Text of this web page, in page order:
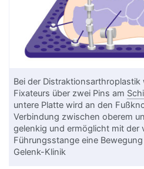
Bei der Distraktionsarthroplastik
Fixateurs über zwei Pins am
untere Platte wird an den
Verbindung zwischen oberem
gelenkig und ermöglicht mit der
Führungsstange eine
Gelenk-Klinik